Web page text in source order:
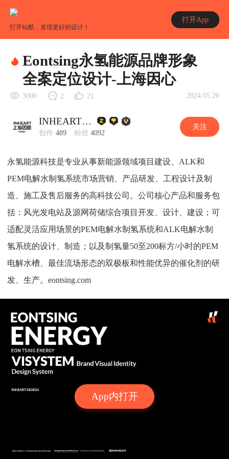
打开站酷，发现更好的设计！
打开App
App内打开
Eontsing永氢能源品牌形象
全案定位设计-上海因心
3000 2 21 2024.05.20
INHEART上海因心
创作 489 粉丝 4092
关注
永氢能源科技是专业从事新能源领域项目建设、ALK和
PEM电解水制氢系统市场营销、产品研发、工程设计及制
造、施工及售后服务的高科技公司。公司核心产品和服务包
括：风光发电站及源网荷储综合项目开发、设计、建设；可
适配灵活应用场景的PEM电解水制氢系统和ALK电解水制
氢系统的设计、制造；以及制氢量50至200标方/小时的PEM
电解水槽、最佳流场形态的双极板和性能优异的催化剂的研
发、生产。eontsing.com